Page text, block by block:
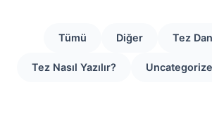
Tümü Diğer Tez
Tez Nasıl Yazılır?